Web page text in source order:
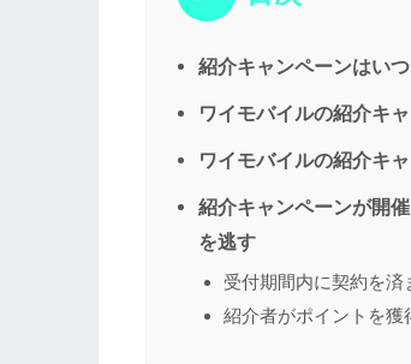
紹介キャンペーンはい
ワイモバイルの紹介キ
ワイモバイルの紹介キ
紹介キャンペーンが開
を逃す
受付期間内に契約を済
紹介者がポイントを獲